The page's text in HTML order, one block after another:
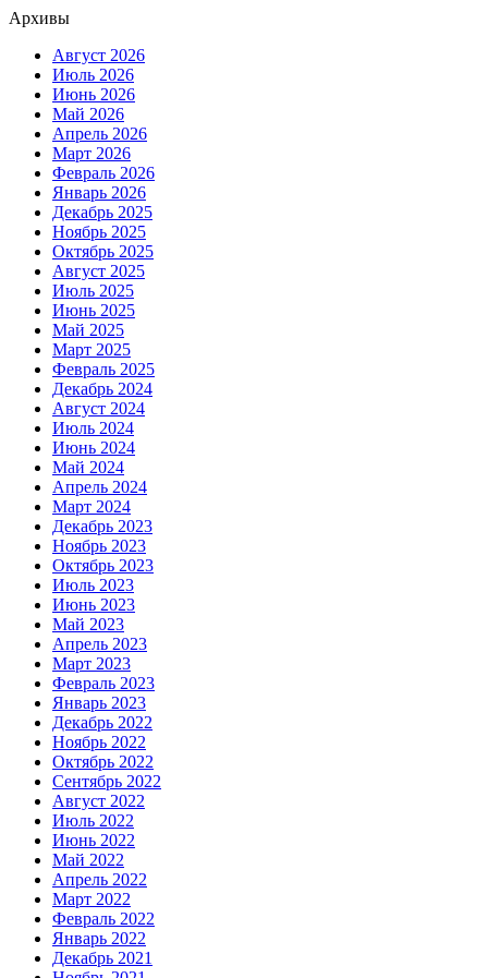
Архивы
Август 2026
Июль 2026
Июнь 2026
Май 2026
Апрель 2026
Март 2026
Февраль 2026
Январь 2026
Декабрь 2025
Ноябрь 2025
Октябрь 2025
Август 2025
Июль 2025
Июнь 2025
Май 2025
Март 2025
Февраль 2025
Декабрь 2024
Август 2024
Июль 2024
Июнь 2024
Май 2024
Апрель 2024
Март 2024
Декабрь 2023
Ноябрь 2023
Октябрь 2023
Июль 2023
Июнь 2023
Май 2023
Апрель 2023
Март 2023
Февраль 2023
Январь 2023
Декабрь 2022
Ноябрь 2022
Октябрь 2022
Сентябрь 2022
Август 2022
Июль 2022
Июнь 2022
Май 2022
Апрель 2022
Март 2022
Февраль 2022
Январь 2022
Декабрь 2021